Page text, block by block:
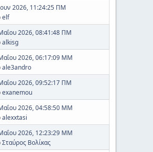
2026, 11:24:25 ΠΜ
elf
2026, 08:41:48 ΠΜ
alkisg
2026, 06:17:09 ΜΜ
ale3andro
2026, 09:52:17 ΠΜ
exanemou
2026, 04:58:50 ΜΜ
alexxtasi
2026, 12:23:29 ΜΜ
Σταύρος Βολίκας